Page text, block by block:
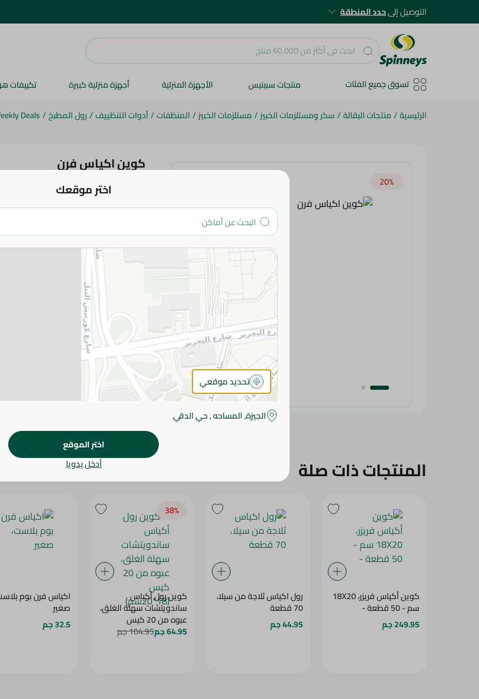
التوصيل إلىحدد المنطقة
تسوق جميع الفئات منتجات سبينيس الأجهزة المنزلية أجهزة منزلية كبيرة تكييفات
الرئيسية/منتجات البقالة/سكر ومستلزمات الخبيز/مستلزمات الخبيز/المنظفات/أدوات التنظييف/رول المطبخ/
Deals
20‎%‎
كوين اكياس فرن
49.95 جم
يرجى الملاحظة:
طفيف. قد يتغير التعبئة بناءً على
المواصفات
الكمية
براند
SKU
المنتجات ذات صلة
كوين أكياس فريزر، 18X20
سم - 50 قطعة -
249.95 جم
رول اكياس ثلاجة من سيلا،
70 قطعة
44.95 جم
38‎%‎
كوين رول أكياس
ساندويتشات سهلة الغلق،
عبوه من 20 كيس
(18*20سم)64.95 جم 104.95 جم
اكياس فرن بوم
صغير
32.5 جم
اختر موقعك
تحديد موقعي
الجيزة, المساحه , حي الدقي
اختر الموقع
أدخل يدويا